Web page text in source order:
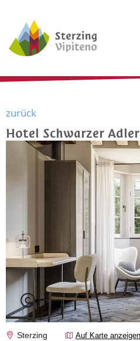
zurück
Hotel Schwarzer Adler